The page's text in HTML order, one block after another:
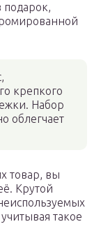
крепкого
Набор
облегчает
товар, вы
Крутой
такое